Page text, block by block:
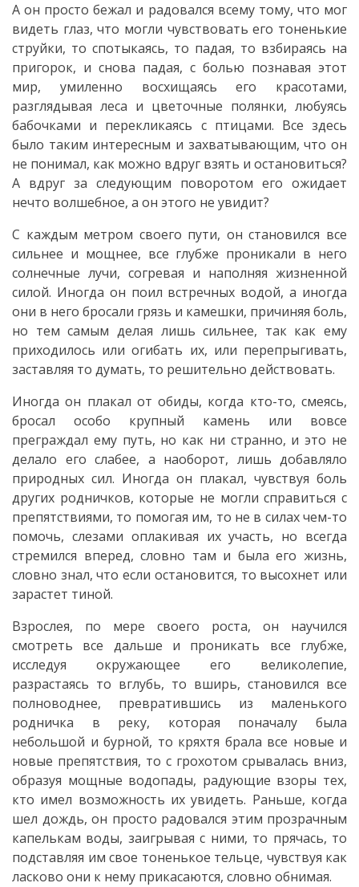
Noutăți
Galerie
media
Contacte
А он просто бежал и радовался всему тому, что мог
видеть глаз, что могли чувствовать его тоненькие
струйки, то спотыкаясь, то падая, то взбираясь на
пригорок, и снова падая, с болью познавая этот
мир, умиленно восхищаясь его красотами,
разглядывая леса и цветочные полянки, любуясь
бабочками и перекликаясь с птицами. Все здесь
было таким интересным и захватывающим, что он
не понимал, как можно вдруг взять и остановиться?
А вдруг за следующим поворотом его ожидает
нечто волшебное, а он этого не увидит?
С каждым метром своего пути, он становился все
сильнее и мощнее, все глубже проникали в него
солнечные лучи, согревая и наполняя жизненной
силой. Иногда он поил встречных водой, а иногда
они в него бросали грязь и камешки, причиняя боль,
но тем самым делая лишь сильнее, так как ему
приходилось или огибать их, или перепрыгивать,
заставляя то думать, то решительно действовать.
Иногда он плакал от обиды, когда кто-то, смеясь,
бросал особо крупный камень или вовсе
преграждал ему путь, но как ни странно, и это не
делало его слабее, а наоборот, лишь добавляло
природных сил. Иногда он плакал, чувствуя боль
других родничков, которые не могли справиться с
препятствиями, то помогая им, то не в силах чем-то
помочь, слезами оплакивая их участь, но всегда
стремился вперед, словно там и была его жизнь,
словно знал, что если остановится, то высохнет или
зарастет тиной.
Взрослея, по мере своего роста, он научился
смотреть все дальше и проникать все глубже,
исследуя окружающее его великолепие,
разрастаясь то вглубь, то вширь, становился все
полноводнее, превратившись из маленького
родничка в реку, которая поначалу была
небольшой и бурной, то кряхтя брала все новые и
новые препятствия, то с грохотом срывалась вниз,
образуя мощные водопады, радующие взоры тех,
кто имел возможность их увидеть. Раньше, когда
шел дождь, он просто радовался этим прозрачным
капелькам воды, заигрывая с ними, то прячась, то
подставляя им свое тоненькое тельце, чувствуя как
ласково они к нему прикасаются, словно обнимая.